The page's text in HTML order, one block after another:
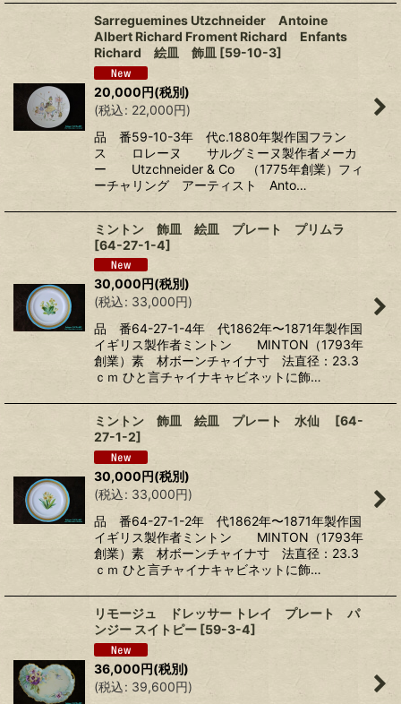
Sarreguemines Utzchneider Antoine
Albert Richard Froment Richard Enfants
Richard 絵皿 飾皿 [59-10-3]
20,000円(税別)
(税込: 22,000円)
品 番59-10-3年 代c.1880年製作国フラン
ス ロレーヌ サルグミーヌ製作者メーカ
ー Utzchneider & Co （1775年創業）フィ
ーチャリング アーティスト Anto…
ミントン 飾皿 絵皿 プレート プリムラ
[64-27-1-4]
30,000円(税別)
(税込: 33,000円)
品 番64-27-1-4年 代1862年〜1871年製作国
イギリス製作者ミントン MINTON（1793年
創業）素 材ボーンチャイナ寸 法直径：23.3
ｃｍ ひと言チャイナキャビネットに飾…
ミントン 飾皿 絵皿 プレート 水仙 [64-
27-1-2]
30,000円(税別)
(税込: 33,000円)
品 番64-27-1-2年 代1862年〜1871年製作国
イギリス製作者ミントン MINTON（1793年
創業）素 材ボーンチャイナ寸 法直径：23.3
ｃｍ ひと言チャイナキャビネットに飾…
リモージュ ドレッサー トレイ プレート パ
ンジー スイトピー [59-3-4]
36,000円(税別)
(税込: 39,600円)